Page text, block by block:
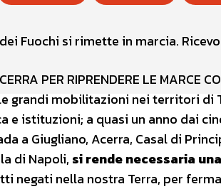
Fuochi si rimette in marcia.
PER RIPRENDERE LE MARCE
grandi mobilitazioni nei territori di
e istituzioni; a quasi un anno dai
a Giugliano, Acerra, Casal di
di Napoli, si rende necessaria
negati nella nostra Terra, per